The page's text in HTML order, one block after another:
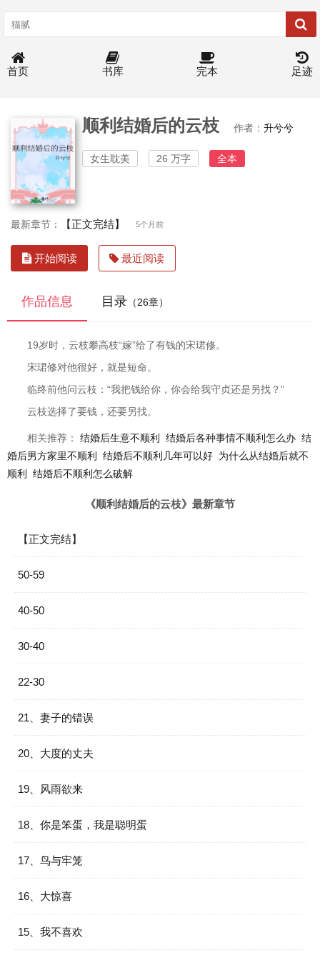
首页 书库 完本 足迹
顺利结婚后的云枝 作者： 升兮兮
女生耽美 26 万字 全本
最新章节： 【正文完结】 5个月前
开始阅读 最近阅读
作品信息 目录 （26章）
19岁时，云枝攀高枝“嫁”给了有钱的宋珺修。
宋珺修对他很好，就是短命。
临终前他问云枝：“我把钱给你，你会给我守贞还是另找？”
云枝选择了要钱，还要另找。
相关推荐： 结婚后生意不顺利 结婚后各种事情不顺利怎么办 结
婚后男方家里不顺利
结婚后不顺利几年可以好 为什么从结婚后就不
顺利
结婚后不顺利怎么破解
《顺利结婚后的云枝》最新章节
【正文完结】
50-59
40-50
30-40
22-30
21、妻子的错误
20、大度的丈夫
19、风雨欲来
18、你是笨蛋，我是聪明蛋
17、鸟与牢笼
16、大惊喜
15、我不喜欢